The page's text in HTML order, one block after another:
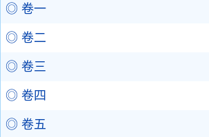
◎ 卷一
◎ 卷二
◎ 卷三
◎ 卷四
◎ 卷五